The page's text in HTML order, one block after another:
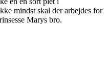
mindst skal der arbejdes for
Marys bro.